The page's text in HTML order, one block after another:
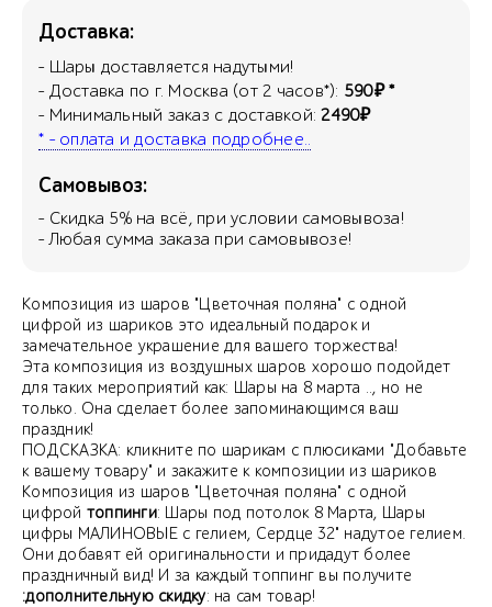
Доставка:
- Шары доставляется надутыми!
- Доставка по г. Москва (от 2 часов*): 590₽ *
- Минимальный заказ с доставкой:2490₽
* - оплата и доставка подробнее..
Самовывоз:
- Скидка 5% на всё, при условии самовывоза!
- Любая сумма заказа при самовывозе!
Композиция из шаров "Цветочная поляна" с одной
цифрой из шариков это идеальный подарок и
замечательное украшение для вашего торжества!
Эта композиция из воздушных шаров хорошо подойдет
для таких мероприятий как: Шары на 8 марта .., но не
только. Она сделает более запоминающимся ваш
праздник!
ПОДСКАЗКА: кликните по шарикам с плюсиками "Добавьте
к вашему товару" и закажите к композиции из шариков
Композиция из шаров "Цветочная поляна" с одной
цифрой топпинги: Шары под потолок 8 Марта, Шары
цифры МАЛИНОВЫЕ с гелием, Сердце 32" надутое гелием.
Они добавят ей оригинальности и придадут более
праздничный вид! И за каждый топпинг вы получите
:дополнительную скидку: на сам товар!